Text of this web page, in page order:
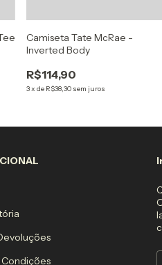
Camiseta Tate McRae -
Inverted Body
R$114,90
3xde R$38,30 sem juros